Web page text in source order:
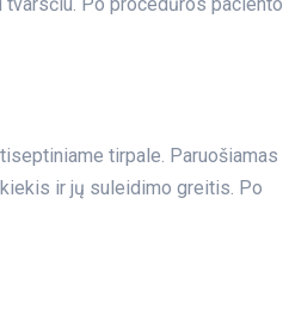
tirpale. Paruošiamas
ir jų suleidimo greitis. Po